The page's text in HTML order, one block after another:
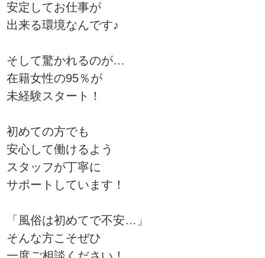
安定してお仕事が
出来る環境なんです♪
そして驚かれるのが…
在籍女性の95％が
未経験スタート！
初めての方でも
安心して働けるよう
スタッフが丁寧に
サポートしています！
「風俗は初めてで不安…」
そんな方こそぜひ